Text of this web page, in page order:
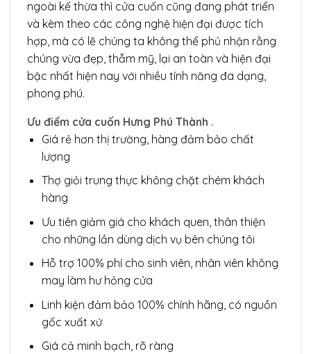
ngoài kế thừa thì cửa cuốn cũng đang phát triển
và kèm theo các công nghệ hiện đại được tích
hợp, mà có lẽ chúng ta không thể phủ nhận rằng
chúng vừa đẹp, thẫm mỹ, lại an toàn và hiện đại
bậc nhất hiện nay với nhiều tính năng đa dạng,
phong phú.
Ưu điểm cửa cuốn Hưng Phú Thành .
Giá rẻ hơn thị trường, hàng đảm bảo chất
lượng
Thợ giỏi trung thực không chặt chém khách
hàng
Ưu tiên giảm giá cho khách quen, thân thiện
cho những lần dùng dịch vụ bên chúng tôi
Hỗ trợ 100% phí cho sinh viên, nhân viên không
may làm hư hỏng cửa
Linh kiện đảm bảo 100% chính hãng, có nguồn
gốc xuất xứ
Giá cả minh bạch, rõ ràng